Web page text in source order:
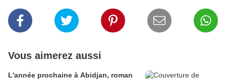
Vous aimerez aussi
L'année prochaine à Abidjan, roman